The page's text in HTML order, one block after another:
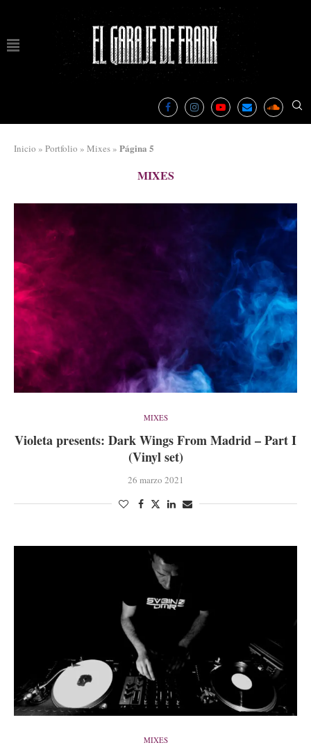
Inicio » Portfolio » Mixes » Página 5
MIXES
MIXES
Violeta presents: Dark Wings From Madrid – Part I
(Vinyl set)
26 marzo 2021
MIXES